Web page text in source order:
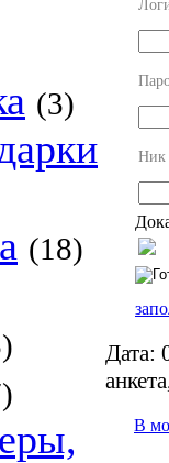
(3)
(18)
Ник
Дата:
В